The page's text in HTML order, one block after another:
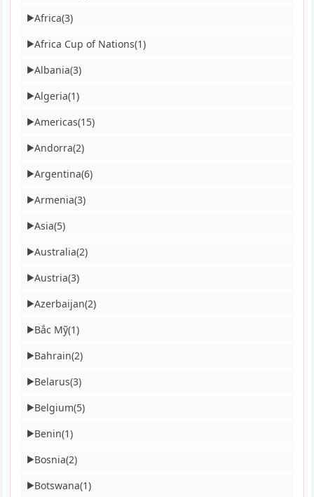
▶Africa(3)
▶Africa Cup of Nations(1)
▶Albania(3)
▶Algeria(1)
▶Americas(15)
▶Andorra(2)
▶Argentina(6)
▶Armenia(3)
▶Asia(5)
▶Australia(2)
▶Austria(3)
▶Azerbaijan(2)
▶Bắc Mỹ(1)
▶Bahrain(2)
▶Belarus(3)
▶Belgium(5)
▶Benin(1)
▶Bosnia(2)
▶Botswana(1)